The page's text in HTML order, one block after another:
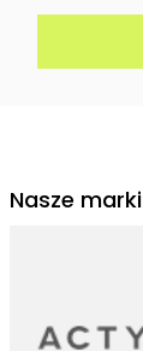
Nasze marki